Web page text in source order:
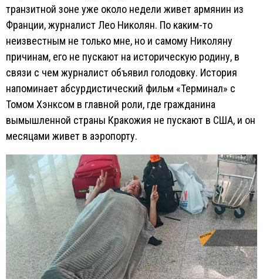
транзитной зоне уже около недели живет армянин из
Франции, журналист Лео Николян. По каким-то
неизвестным не только мне, но и самому Николяну
причинам, его не пускают на историческую родину, в
связи с чем журналист объявил голодовку. История
напоминает абсурдистический фильм «Терминал» с
Томом Хэнксом в главной роли, где гражданина
вымышленной страны Кракожия не пускают в США, и он
месяцами живет в аэропорту.